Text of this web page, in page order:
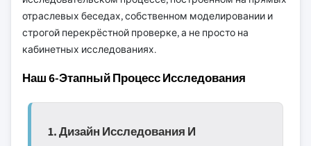
отраслевых беседах, собственном моделировании и
строгой перекрёстной проверке, а не просто на
кабинетных исследованиях.
Наш 6-Этапный Процесс Исследования
1. Дизайн Исследования И